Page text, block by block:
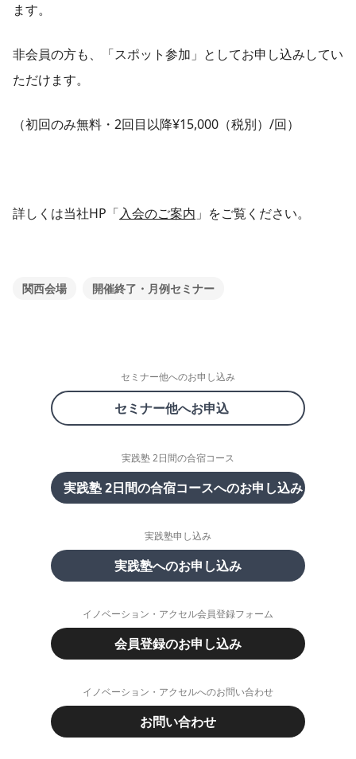
ます。
非会員の方も、「スポット参加」としてお申し込みしてい
ただけます。
（初回のみ無料・2回目以降¥15,000（税別）/回）
詳しくは当社HP「入会のご案内 」をご覧ください。
関西会場 開催終了・月例セミナー
セミナー他へのお申し込み
セミナー他へお申込
実践塾 2日間の合宿コース
実践塾 2日間の合宿コースへのお申し込み
実践塾申し込み
実践塾へのお申し込み
イノベーション・アクセル会員登録フォーム
会員登録のお申し込み
イノベーション・アクセルへのお問い合わせ
お問い合わせ